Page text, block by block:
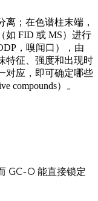
离；在色谱柱末端，
如 FID 或 MS）进行
，嗅闻口），由
特征、强度和出现时
对应，即可确定哪些
compounds）。
GC-O 能直接锁定